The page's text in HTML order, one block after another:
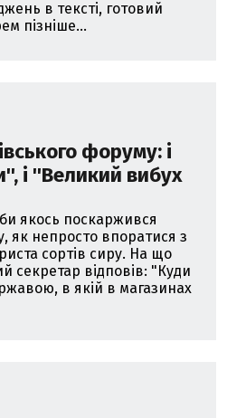
в тексті, готовий
пізніше...
форуму: і
і ''Великий вибух
якось поскаржився
як непросто впоратися з
сортів сиру. На що
секретар відповів: "Куди
в якій в магазинах